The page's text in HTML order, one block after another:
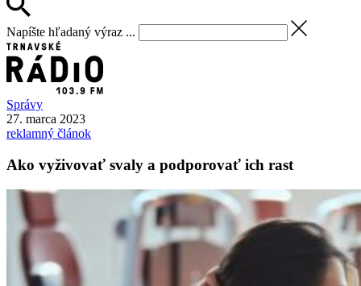
Napíšte hľadaný výraz ...
Správy
27. marca 2023
reklamný článok
Ako vyživovať svaly a podporovať ich rast